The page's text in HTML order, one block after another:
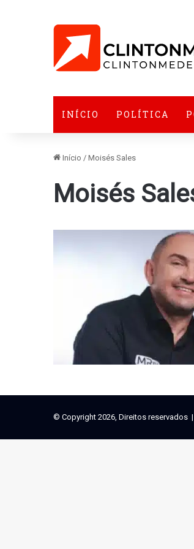
INÍCIO POLÍTICA
Início / Moisés Sales
Moisés
© Copyright 2026, Direitos reservados |